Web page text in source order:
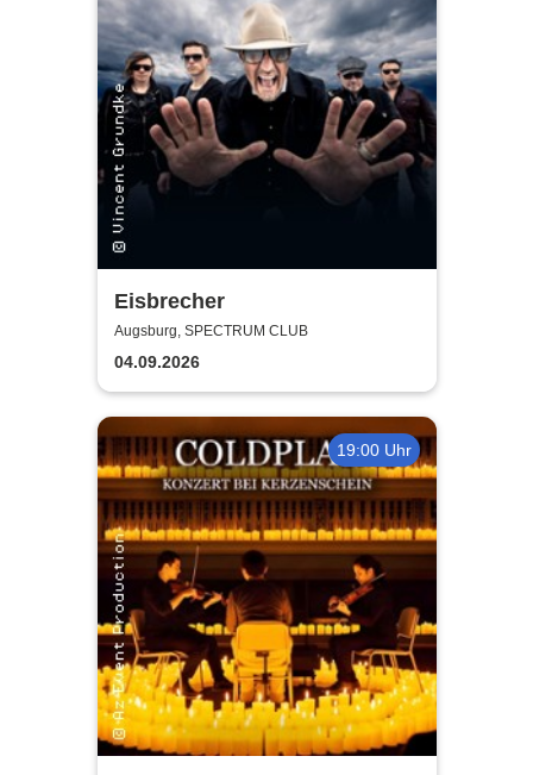
Eisbrecher
Augsburg, SPECTRUM CLUB
04.09.2026
19:00 Uhr